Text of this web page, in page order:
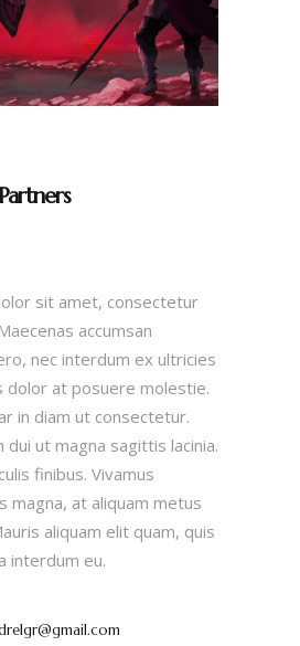
sit amet, consectetur
accumsan
nec interdum ex ultricies
dolor at posuere molestie.
in diam ut consectetur.
dui ut magna sagittis lacinia.
finibus. Vivamus
magna, at aliquam metus
aliquam elit quam, quis
interdum eu.